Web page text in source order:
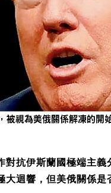
抗伊斯蘭國極端主
迴響，但美俄關係是